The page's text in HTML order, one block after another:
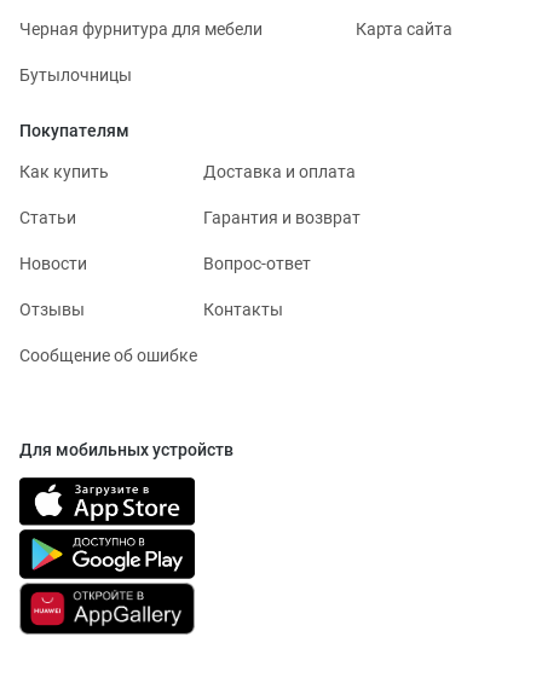
Черная фурнитура для мебели
Бутылочницы
Карта сайта
Покупателям
Как купить Доставка и оплата
Статьи Гарантия и возврат
Новости Вопрос-ответ
Отзывы Контакты
Сообщение об ошибке
Для мобильных устройств